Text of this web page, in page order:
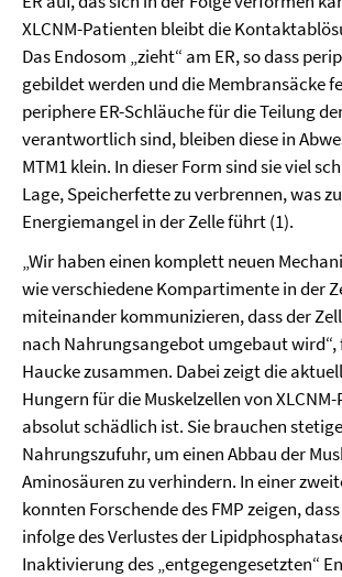
XLCNM-Patienten bleibt die
Das Endosom „zieht“ am ER, so dass
gebildet werden und die Membransäcke
periphere ER-Schläuche für die Teilung
verantwortlich sind, bleiben diese in
MTM1 klein. In dieser Form sind sie viel
Lage, Speicherfette zu verbrennen, was
Energiemangel in der Zelle führt (1).
„Wir haben einen komplett neuen
wie verschiedene Kompartimente in der
miteinander kommunizieren, dass der
nach Nahrungsangebot umgebaut wird“,
Haucke zusammen. Dabei zeigt die
Hungern für die Muskelzellen von
absolut schädlich ist. Sie brauchen stetige
Nahrungszufuhr, um einen Abbau der
Aminosäuren zu verhindern. In einer
konnten Forschende des FMP zeigen,
infolge des Verlustes der
Inaktivierung des „entgegengesetzten“